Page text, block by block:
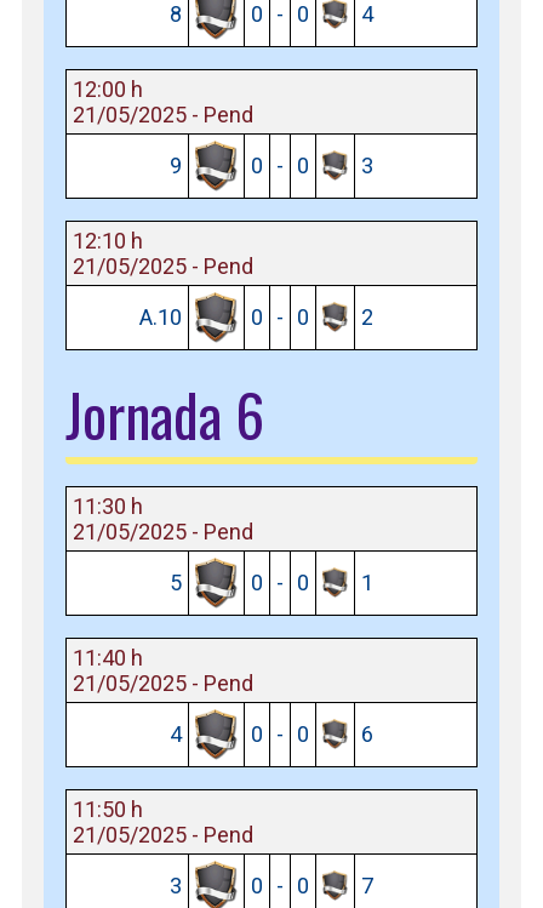
8
0 - 0 4
12:00 h
21/05/2025 - Pend
9
0 - 0 3
12:10 h
21/05/2025 - Pend
A.10
0 - 0 2
Jornada 6
11:30 h
21/05/2025 - Pend
5
0 - 0 1
11:40 h
21/05/2025 - Pend
4
0 - 0 6
11:50 h
21/05/2025 - Pend
3
0 - 0 7